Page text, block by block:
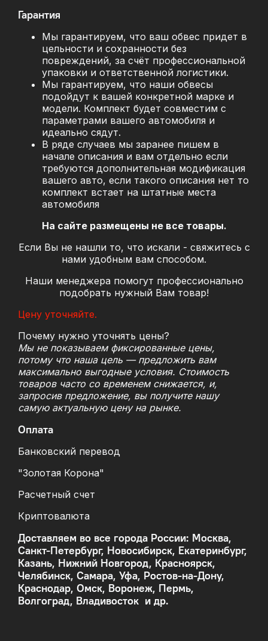
Гарантия
Мы гарантируем, что ваш обвес придет в
цельности и сохранности без
повреждений, за счёт профессиональной
упаковки и ответственной логистики.
Мы гарантируем, что наши обвесы
подойдут к вашей конкретной марке и
модели. Комплект будет совместим с
параметрами вашего автомобиля и
идеально сядут.
В ряде случаев мы заранее пишем в
начале описания и вам отдельно если
требуются дополнительная модификация
вашего авто, если такого описания нет то
комплект встает на штатные места
автомобиля
На сайте размещены не все товары.
Если Вы не нашли то, что искали - свяжитесь с
нами удобным вам способом.
Наши менеджера помогут профессионально
подобрать нужный Вам товар!
Цену уточняйте.
Почему нужно уточнять цены?
Мы не показываем фиксированные цены,
потому что наша цель — предложить вам
максимально выгодные условия. Стоимость
товаров часто со временем снижается, и,
запросив предложение, вы получите нашу
самую актуальную цену на рынке.
Оплата
Банковский перевод
"Золотая Корона"
Расчетный счет
Криптовалюта
Доставляем во все города России: Москва,
Санкт-Петербург, Новосибирск, Екатеринбург,
Казань, Нижний Новгород, Красноярск,
Челябинск, Самара, Уфа, Ростов-на-Дону,
Краснодар, Омск, Воронеж, Пермь,
Волгоград, Владивосток и др.